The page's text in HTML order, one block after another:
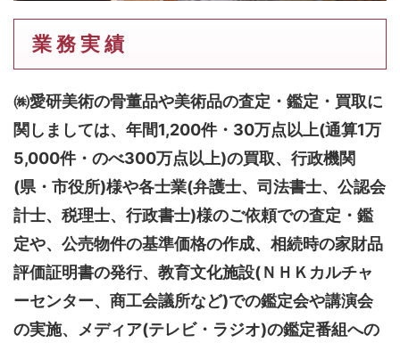
業 務 実 績
㈱愛研美術の骨董品や美術品の査定・鑑定・買取に
関しましては、 年間1,200件・30万点以上(通算1万
5,000件・のべ300万点以上)の買取、行政機関
(県・市役所)様や各士業(弁護士、司法書士、公認会
計士、税理士、行政書士)様のご依頼での査定・鑑
定や、公売物件の基準価格の作成、相続時の家財品
評価証明書の発行、教育文化施設(ＮＨＫカルチャ
ーセンター、商工会議所など)での鑑定会や講演会
の実施、メディア(テレビ・ラジオ)の鑑定番組への